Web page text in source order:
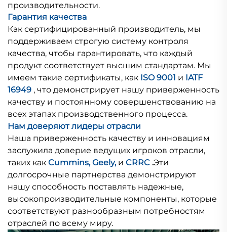
производительности.
Гарантия качества
Как сертифицированный производитель, мы
поддерживаем строгую систему контроля
качества, чтобы гарантировать, что каждый
продукт соответствует высшим стандартам. Мы
имеем такие сертификаты, как ISO 9001 и IATF
16949 , что демонстрирует нашу приверженность
качеству и постоянному совершенствованию на
всех этапах производственного процесса.
Нам доверяют лидеры отрасли
Наша приверженность качеству и инновациям
заслужила доверие ведущих игроков отрасли,
таких как Cummins, Geely, и CRRC .Эти
долгосрочные партнерства демонстрируют
нашу способность поставлять надежные,
высокопроизводительные компоненты, которые
соответствуют разнообразным потребностям
отраслей по всему миру.